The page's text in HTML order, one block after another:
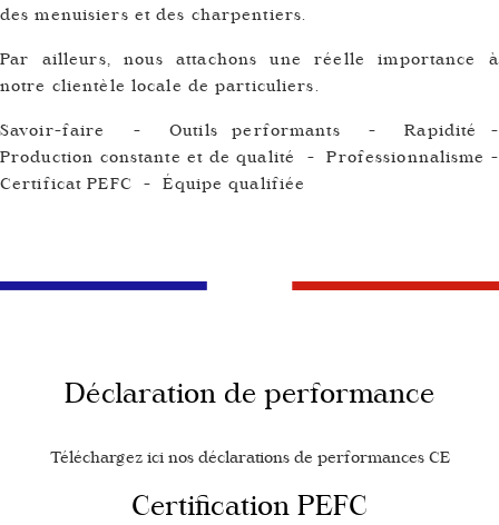
des menuisiers et des charpentiers.
Par ailleurs, nous attachons une réelle importance à
notre clientèle locale de particuliers.
Savoir-faire - Outils performants - Rapidité -
Production constante et de qualité - Professionnalisme -
Certificat PEFC - Équipe qualifiée
Déclaration de performance
Téléchargez ici nos déclarations de performances CE
Certification PEFC